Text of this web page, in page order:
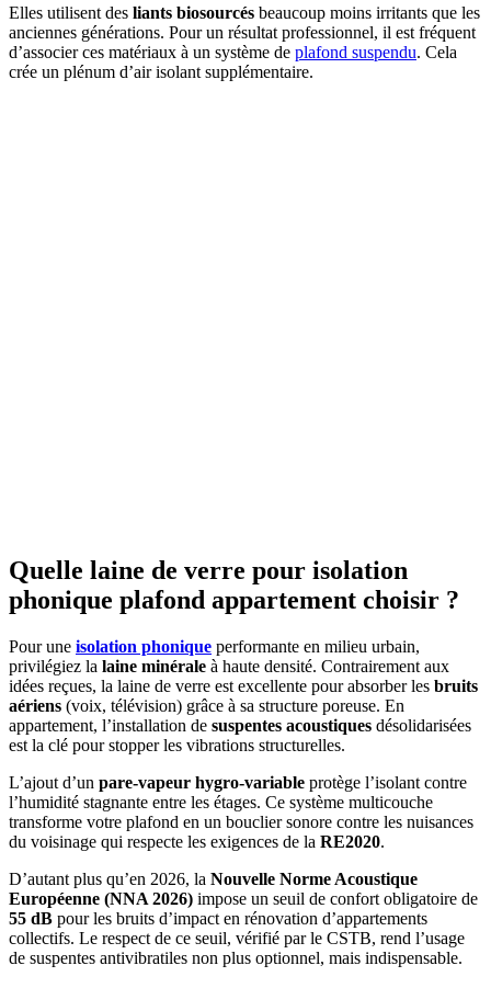
Elles utilisent des liants biosourcés beaucoup moins irritants que les
anciennes générations. Pour un résultat professionnel, il est fréquent
d’associer ces matériaux à un système de plafond suspendu. Cela
crée un plénum d’air isolant supplémentaire.
Quelle laine de verre pour isolation
phonique plafond appartement choisir ?
Pour une isolation phonique performante en milieu urbain,
privilégiez la laine minérale à haute densité. Contrairement aux
idées reçues, la laine de verre est excellente pour absorber les bruits
aériens (voix, télévision) grâce à sa structure poreuse. En
appartement, l’installation de suspentes acoustiques désolidarisées
est la clé pour stopper les vibrations structurelles.
L’ajout d’un pare-vapeur hygro-variable protège l’isolant contre
l’humidité stagnante entre les étages. Ce système multicouche
transforme votre plafond en un bouclier sonore contre les nuisances
du voisinage qui respecte les exigences de la RE2020.
D’autant plus qu’en 2026, la Nouvelle Norme Acoustique
Européenne (NNA 2026) impose un seuil de confort obligatoire de
55 dB pour les bruits d’impact en rénovation d’appartements
collectifs. Le respect de ce seuil, vérifié par le CSTB, rend l’usage
de suspentes antivibratiles non plus optionnel, mais indispensable.